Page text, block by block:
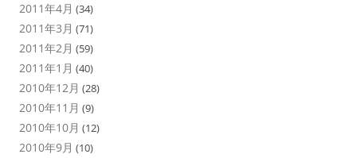
2011年4月 (34)
2011年3月 (71)
2011年2月 (59)
2011年1月 (40)
2010年12月 (28)
2010年11月 (9)
2010年10月 (12)
2010年9月 (10)